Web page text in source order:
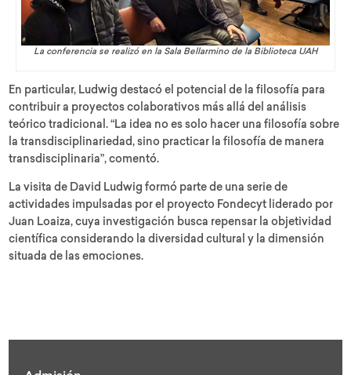
La conferencia se realizó en la Sala Bellarmino de la Biblioteca UAH
En particular, Ludwig destacó el potencial de la filosofía para
contribuir a proyectos colaborativos más allá del análisis
teórico tradicional. “La idea no es solo hacer una filosofía sobre
la transdisciplinariedad, sino practicar la filosofía de manera
transdisciplinaria”, comentó.
La visita de David Ludwig formó parte de una serie de
actividades impulsadas por el proyecto Fondecyt liderado por
Juan Loaiza, cuya investigación busca repensar la objetividad
científica considerando la diversidad cultural y la dimensión
situada de las emociones.